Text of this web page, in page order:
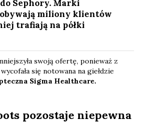
Sephory. Marki
miliony klientów
trafiają na półki
swoją ofertę, ponieważ z
się notowana na giełdzie
Sigma Healthcare.
pozostaje niepewna